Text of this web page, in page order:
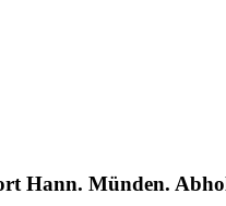
Hann. Münden.